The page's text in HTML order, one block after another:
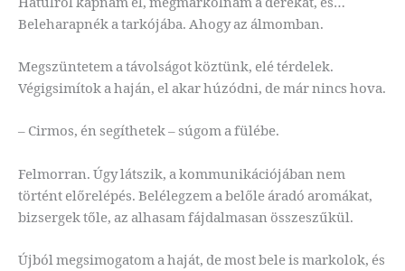
Beleharapnék a tarkójába. Ahogy az álmomban.
Megszüntetem a távolságot köztünk, elé térdelek.
Végigsimítok a haján, el akar húzódni, de már nincs hova.
– Cirmos, én segíthetek – súgom a fülébe.
Felmorran. Úgy látszik, a kommunikációjában nem
történt előrelépés. Belélegzem a belőle áradó aromákat,
bizsergek tőle, az alhasam fájdalmasan összeszűkül.
Újból megsimogatom a haját, de most bele is markolok, és